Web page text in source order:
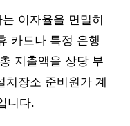
이자율을 면밀히
카드나 특정 은행
지출액을 상당 부
치장소 준비원가 계
니다.